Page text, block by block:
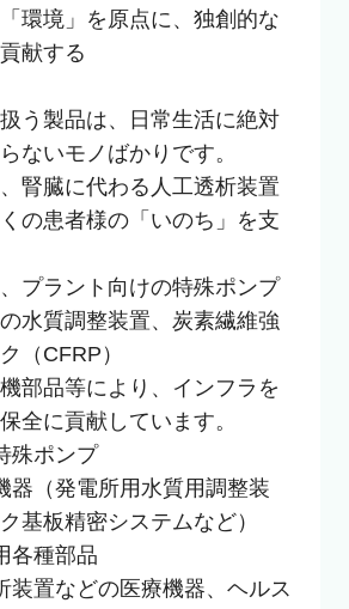
「環境」を原点に、独創的な
献する
う製品は、日常生活に絶対
ないモノばかりです。
腎臓に代わる人工透析装置
の患者様の「いのち」を支
プラント向けの特殊ポンプ
水質調整装置、炭素繊維強
（CFRP）
部品等により、インフラを
全に貢献しています。
殊ポンプ
器（発電所用水質用調整装
基板精密システムなど）
各種部品
装置などの医療機器、ヘルス